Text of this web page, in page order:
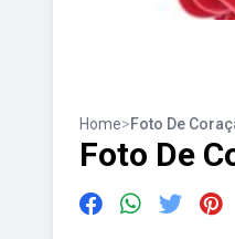
Home>Foto De
Foto De